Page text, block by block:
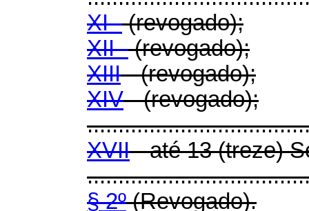
XI -(revogado);
XII -(revogado);
XIII- (revogado);
XIV- (revogado);
XVII- até 13 (treze)
§ 2º(Revogado).